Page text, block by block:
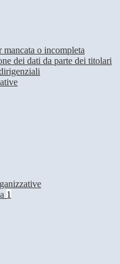
mancata o incompleta
dei dati da parte dei titolari
1